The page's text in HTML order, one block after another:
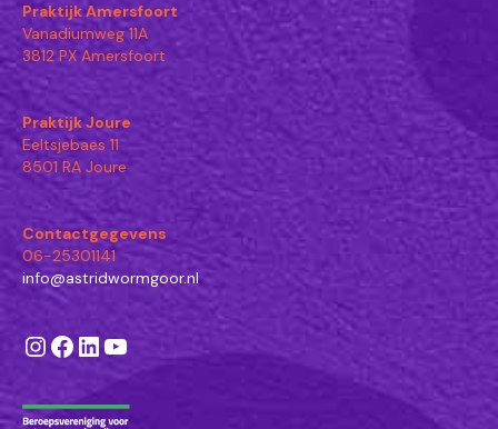
Praktijk Amersfoort
Vanadiumweg 11A
3812 PX Amersfoort
Praktijk Joure
Eeltsjebaes 11
8501 RA Joure
Contactgegevens
06-25301141
info@astridwormgoor.nl
Instagram
Facebook
LinkedIn
YouTube